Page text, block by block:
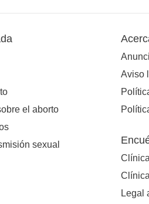
el aborto
sexual
Aviso
Legal